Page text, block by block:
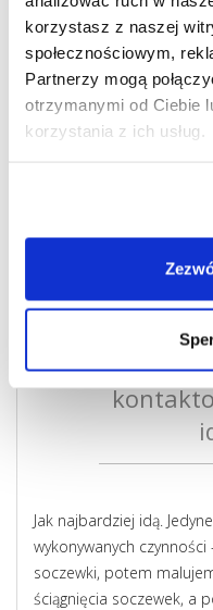
korzystasz z naszej
społecznościowym,
Partnerzy mogą
otrzymanymi od Ciebie
korzystania z ich usług.
Jeśli zależy nam
soczewki jednodniowe,
nową parę, nie wymagają
szkieł kontaktowych nie
powinno zająć więcej niż
Jak najbardziej idą.
wykonywanych
soczewki, potem
ściągnięcia soczewek, a